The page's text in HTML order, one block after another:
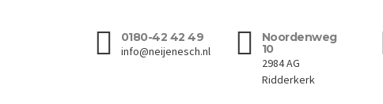
0180-42 42 49
info@neijenesch.nl
Noordenweg
10
2984 AG
Ridderkerk